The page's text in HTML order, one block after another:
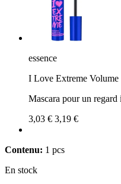
essence
I Love Extreme Volume
Mascara pour un
3,03 € 3,19 €
Contenu: 1 pcs
En stock